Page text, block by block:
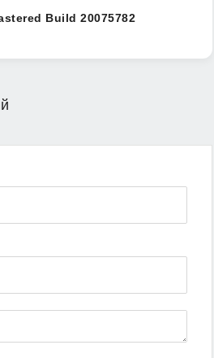
Build 20075782